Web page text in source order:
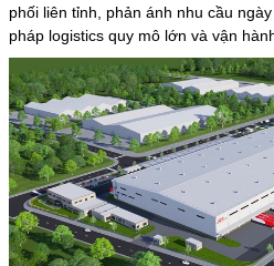
phối liên tỉnh, phản ánh nhu cầu
pháp logistics quy mô lớn và vận